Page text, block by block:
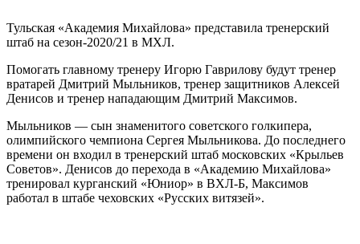
Тульская «Академия Михайлова» представила тренерский
штаб на сезон-2020/21 в МХЛ.
Помогать главному тренеру Игорю Гаврилову будут тренер
вратарей Дмитрий Мыльников, тренер защитников Алексей
Денисов и тренер нападающим Дмитрий Максимов.
Мыльников — сын знаменитого советского голкипера,
олимпийского чемпиона Сергея Мыльникова. До последнего
времени он входил в тренерский штаб московских «Крыльев
Советов». Денисов до перехода в «Академию Михайлова»
тренировал курганский «Юниор» в ВХЛ-Б, Максимов
работал в штабе чеховских «Русских витязей».